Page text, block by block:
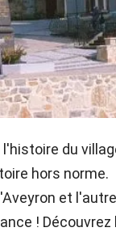
du
hors norme.
et
!